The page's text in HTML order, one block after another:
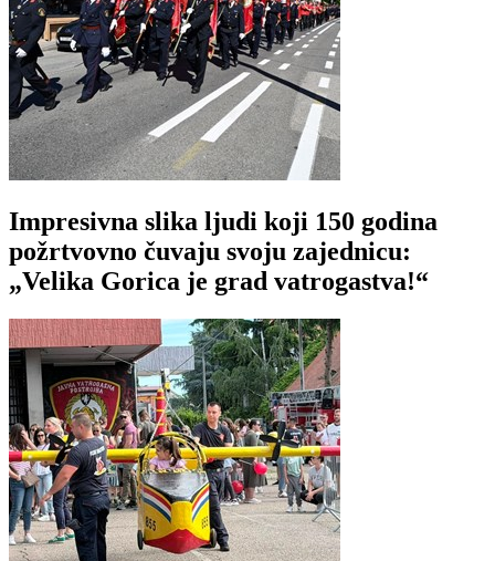
Impresivna slika ljudi koji 150 godina
požrtvovno čuvaju svoju zajednicu:
„Velika Gorica je grad vatrogastva!“